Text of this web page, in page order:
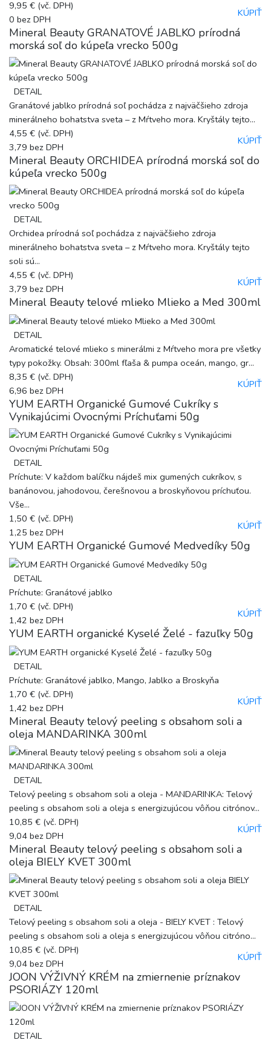
9,95 € (vč. DPH)
0 bez DPH
KÚPIŤ
Mineral Beauty GRANATOVÉ JABLKO prírodná
morská soľ do kúpeľa vrecko 500g
DETAIL
Granátové jablko prírodná soľ pochádza z najväčšieho zdroja
minerálneho bohatstva sveta – z Mŕtveho mora. Kryštály tejto...
4,55 € (vč. DPH)
3,79 bez DPH
KÚPIŤ
Mineral Beauty ORCHIDEA prírodná morská soľ do
kúpeľa vrecko 500g
DETAIL
Orchidea prírodná soľ pochádza z najväčšieho zdroja
minerálneho bohatstva sveta – z Mŕtveho mora. Kryštály tejto
soli sú...
4,55 € (vč. DPH)
3,79 bez DPH
KÚPIŤ
Mineral Beauty telové mlieko Mlieko a Med 300ml
DETAIL
Aromatické telové mlieko s minerálmi z Mŕtveho mora pre všetky
typy pokožky. Obsah: 300ml fľaša & pumpa oceán, mango, gr...
8,35 € (vč. DPH)
6,96 bez DPH
KÚPIŤ
YUM EARTH Organické Gumové Cukríky s
Vynikajúcimi Ovocnými Príchuťami 50g
DETAIL
Príchute: V každom balíčku nájdeš mix gumených cukríkov, s
banánovou, jahodovou, čerešnovou a broskyňovou príchuťou.
Vše...
1,50 € (vč. DPH)
1,25 bez DPH
KÚPIŤ
YUM EARTH Organické Gumové Medvedíky 50g
DETAIL
Príchute: Granátové jablko
1,70 € (vč. DPH)
1,42 bez DPH
KÚPIŤ
YUM EARTH organické Kyselé Želé - fazuľky 50g
DETAIL
Príchute: Granátové jablko, Mango, Jablko a Broskyňa
1,70 € (vč. DPH)
1,42 bez DPH
KÚPIŤ
Mineral Beauty telový peeling s obsahom soli a
oleja MANDARINKA 300ml
DETAIL
Telový peeling s obsahom soli a oleja - MANDARINKA: Telový
peeling s obsahom soli a oleja s energizujúcou vôňou citrónov...
10,85 € (vč. DPH)
9,04 bez DPH
KÚPIŤ
Mineral Beauty telový peeling s obsahom soli a
oleja BIELY KVET 300ml
DETAIL
Telový peeling s obsahom soli a oleja - BIELY KVET : Telový
peeling s obsahom soli a oleja s energizujúcou vôňou citróno...
10,85 € (vč. DPH)
9,04 bez DPH
KÚPIŤ
JOON VÝŽIVNÝ KRÉM na zmiernenie príznakov
PSORIÁZY 120ml
DETAIL